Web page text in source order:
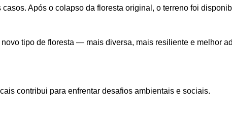
Após o colapso da floresta original, o terreno foi
tipo de floresta — mais diversa, mais resiliente e melhor
contribui para enfrentar desafios ambientais e sociais.